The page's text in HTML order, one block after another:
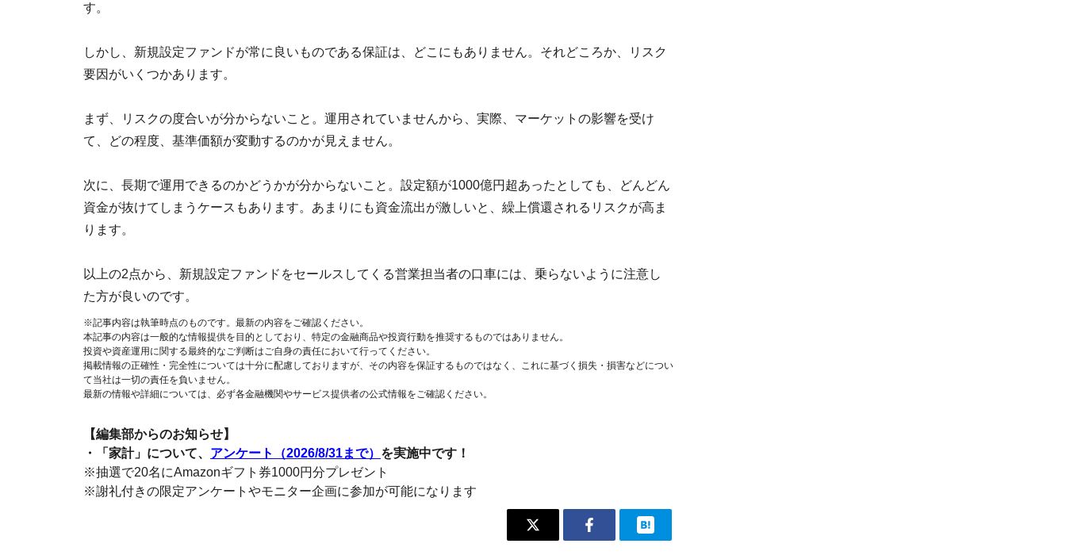
す。
しかし、新規設定ファンドが常に良いものである保証は、どこにもありません。それどころか、リスク
要因がいくつかあります。
まず、リスクの度合いが分からないこと。運用されていませんから、実際、マーケットの影響を受け
て、どの程度、基準価額が変動するのかが見えません。
次に、長期で運用できるのかどうかが分からないこと。設定額が1000億円超あったとしても、どんどん
資金が抜けてしまうケースもあります。あまりにも資金流出が激しいと、繰上償還されるリスクが高ま
ります。
以上の2点から、新規設定ファンドをセールスしてくる営業担当者の口車には、乗らないように注意し
た方が良いのです。
※記事内容は執筆時点のものです。最新の内容をご確認ください。
本記事の内容は一般的な情報提供を目的としており、特定の金融商品や投資行動を推奨するものではありません。
投資や資産運用に関する最終的なご判断はご自身の責任において行ってください。
掲載情報の正確性・完全性については十分に配慮しておりますが、その内容を保証するものではなく、これに基づく損失・損害などについ
て当社は一切の責任を負いません。
最新の情報や詳細については、必ず各金融機関やサービス提供者の公式情報をご確認ください。
【編集部からのお知らせ】
・「家計」について、 アンケート（2026/8/31まで） を実施中です！
※抽選で20名にAmazonギフト券1000円分プレゼント
※謝礼付きの限定アンケートやモニター企画に参加が可能になります